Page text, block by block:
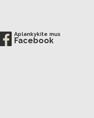
Aplankykite mus
Facebook